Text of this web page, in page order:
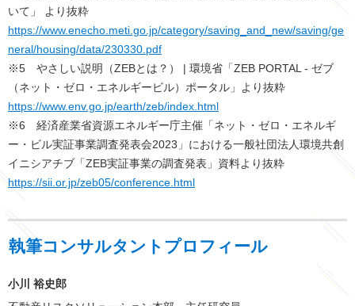
いて」 より抜粋
https://www.enecho.meti.go.jp/category/saving_and_new/saving/ge
neral/housing/data/230330.pdf
※5 やさしい説明（ZEBとは？） | 環境省「ZEB PORTAL - ゼブ
（ネット・ゼロ・エネルギービル）ポータル」より抜粋
https://www.env.go.jp/earth/zeb/index.html
※6 経済産業省資源エネルギー庁主催「ネット・ゼロ・エネルギ
ー・ビル実証事業調査発表会2023」における一般社団法人環境共創
イニシアチブ「ZEB実証事業の調査発表」資料より抜粋
https://sii.or.jp/zeb05/conference.html
執筆コンサルタントプロフィール
小川 裕史郎